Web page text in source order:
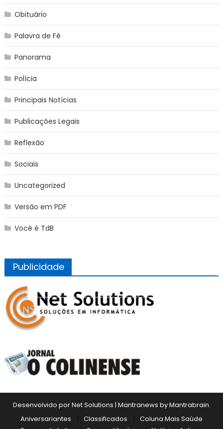
Obituário
Palavra de Fé
Panorama
Polícia
Principais Notícias
Publicações Legais
Reflexão
Sociais
Uncategorized
Versão em PDF
Você é TdB
Publicidade
Desenvolvido por Net Solutions | Mantranews byMantrabrain.
Aniversariantes
Classificados
Coluna Mais Saúde